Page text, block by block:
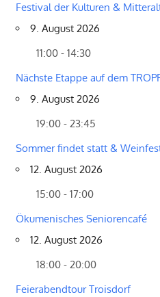
Festival der Kulturen &
9. August 2026
11:00 - 14:30
Nächste Etappe auf dem
9. August 2026
19:00 - 23:45
Sommer findet statt &
12. August 2026
15:00 - 17:00
Ökumenisches Seniorencafé
12. August 2026
18:00 - 20:00
Feierabendtour Troisdorf